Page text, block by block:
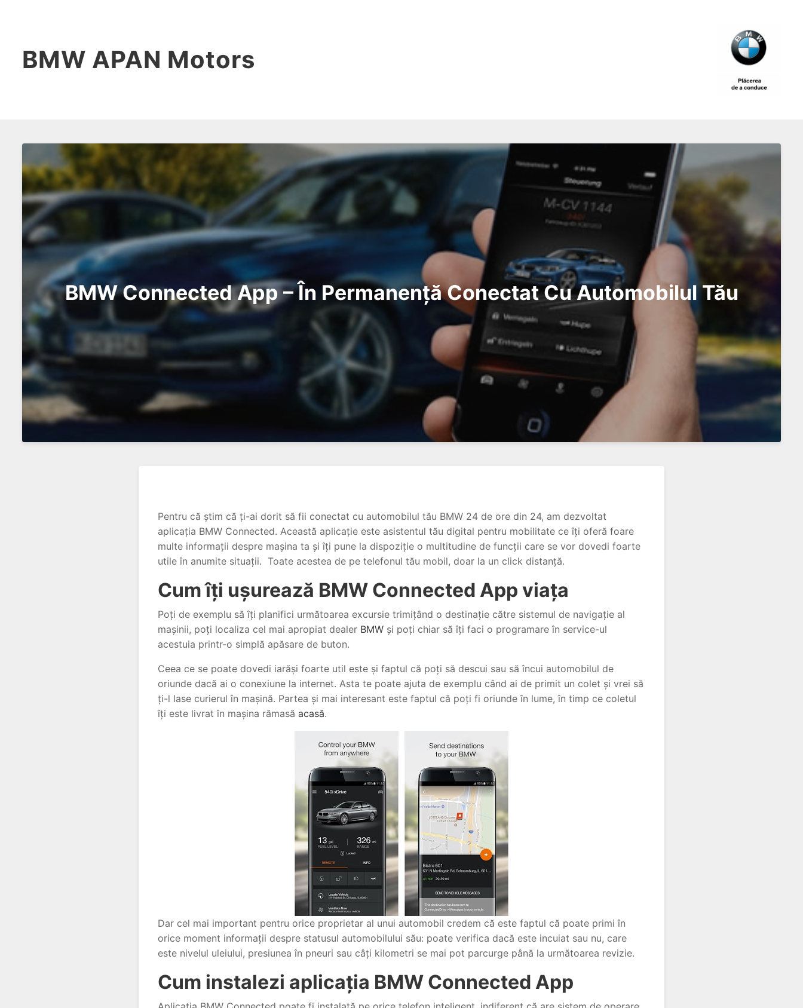
BMW APAN Motors
BMW Connected App – În Permanență Conectat Cu Automobilul Tău
Pentru că știm că ți-ai dorit să fii conectat cu automobilul tău BMW 24 de ore din 24, am dezvoltat
aplicația BMW Connected. Această aplicație este asistentul tău digital pentru mobilitate ce îți oferă foare
multe informații despre mașina ta și îți pune la dispoziție o multitudine de funcții care se vor dovedi foarte
utile în anumite situații. Toate acestea de pe telefonul tău mobil, doar la un click distanță.
Cum îți ușurează BMW Connected App viața
Poți de exemplu să îți planifici următoarea excursie trimițând o destinație către sistemul de navigație al
mașinii, poți localiza cel mai apropiat dealer BMW și poți chiar să îți faci o programare în service-ul
acestuia printr-o simplă apăsare de buton.
Ceea ce se poate dovedi iarăși foarte util este și faptul că poți să descui sau să încui automobilul de
oriunde dacă ai o conexiune la internet. Asta te poate ajuta de exemplu când ai de primit un colet și vrei să
ți-l lase curierul în mașină. Partea și mai interesant este faptul că poți fi oriunde în lume, în timp ce coletul
îți este livrat în mașina rămasă acasă.
Dar cel mai important pentru orice proprietar al unui automobil credem că este faptul că poate primi în
orice moment informații despre statusul automobilului său: poate verifica dacă este incuiat sau nu, care
este nivelul uleiului, presiunea în pneuri sau câți kilometri se mai pot parcurge până la următoarea revizie.
Cum instalezi aplicația BMW Connected App